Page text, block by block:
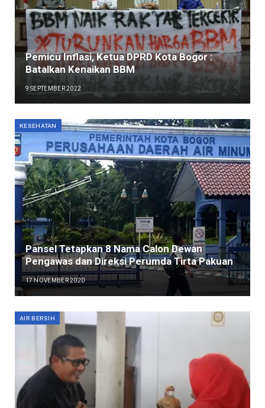
Pemicu Inflasi, Ketua DPRD Kota Bogor :
Batalkan Kenaikan BBM
9 SEPTEMBER 2022
KESEHATAN
Pansel Tetapkan 8 Nama Calon Dewan
Pengawas dan Direksi Perumda Tirta Pakuan
17 NOVEMBER 2020
AIR BERSIH